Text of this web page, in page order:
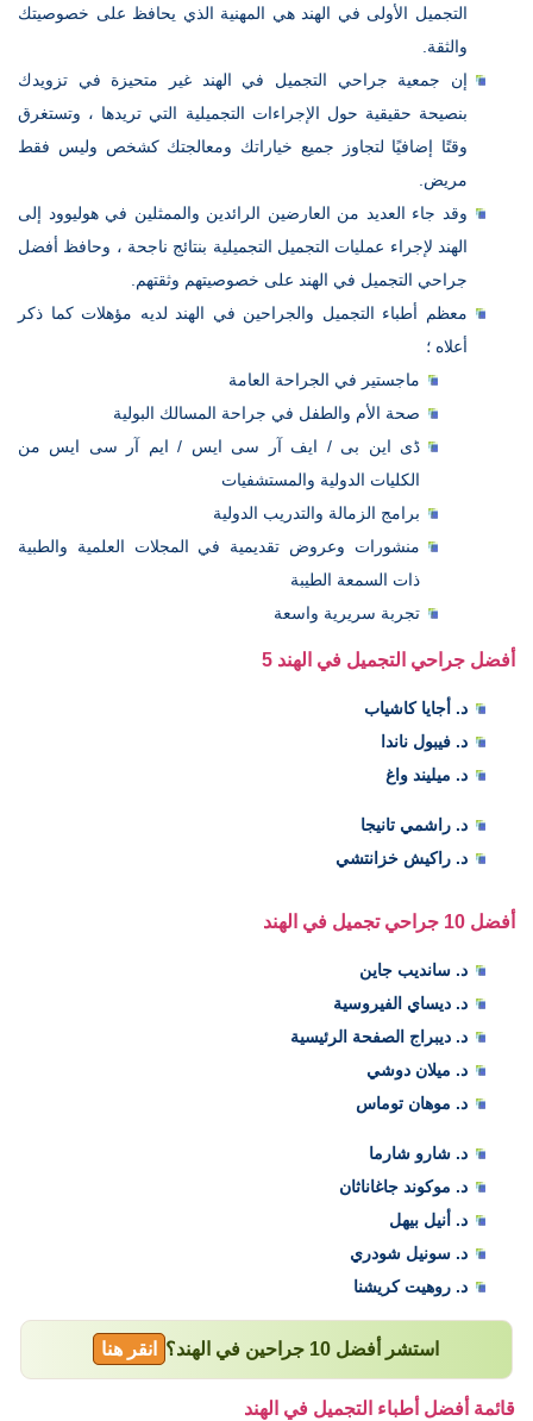
التجميل الأولى في الهند هي المهنية الذي يحافظ على خصوصيتك
والثقة.
إن جمعية جراحي التجميل في الهند غير متحيزة في تزويدك
بنصيحة حقيقية حول الإجراءات التجميلية التي تريدها ، وتستغرق
وقتًا إضافيًا لتجاوز جميع خياراتك ومعالجتك كشخص وليس فقط
مريض.
وقد جاء العديد من العارضين الرائدين والممثلين في هوليوود إلى
الهند لإجراء عمليات التجميل التجميلية بنتائج ناجحة ، وحافظ أفضل
جراحي التجميل في الهند على خصوصيتهم وثقتهم.
معظم أطباء التجميل والجراحين في الهند لديه مؤهلات كما ذكر
أعلاه ؛
ماجستير في الجراحة العامة
صحة الأم والطفل في جراحة المسالك البولية
ڈی این بی / ایف آر سی ایس / ایم آر سی ایس من
الكليات الدولية والمستشفيات
برامج الزمالة والتدريب الدولية
منشورات وعروض تقديمية في المجلات العلمية والطبية
ذات السمعة الطيبة
تجربة سريرية واسعة
5 أفضل جراحي التجميل في الهند
د. أجايا كاشياب
د. فيبول ناندا
د. ميليند واغ
د. راشمي تانيجا
د. راكيش خزانتشي
أفضل 10 جراحي تجميل في الهند
د. سانديب جاين
د. ديساي الفيروسية
د. ديبراج الصفحة الرئيسية
د. ميلان دوشي
د. موهان توماس
د. شارو شارما
د. موكوند جاغاناثان
د. أنيل بيهل
د. سونيل شودري
د. روهيت كريشنا
استشر أفضل 10 جراحين في الهند؟ انقر هنا
قائمة أفضل أطباء التجميل في الهند